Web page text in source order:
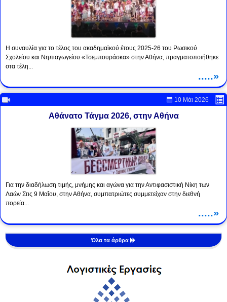
Η συναυλία για το τέλος του ακαδημαϊκού έτους 2025-26 του Ρωσικού
Σχολείου και Νηπιαγωγείου «Τσεμπουράσκα» στην Αθήνα, πραγματοποιήθηκε
στα τέλη...
.....»
10 Μάι 2026
Αθάνατο Τάγμα 2026, στην Αθήνα
Για την διαδήλωση τιμής, μνήμης και αγώνα για την Αντιφασιστική Νίκη των
Λαών Στις 9 Μαΐου, στην Αθήνα, συμπατριώτες συμμετείχαν στην διεθνή
πορεία...
.....»
Όλα τα άρθρα